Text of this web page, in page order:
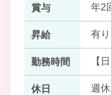
賞与 年2
昇給 有
勤務時間 【
休日 週